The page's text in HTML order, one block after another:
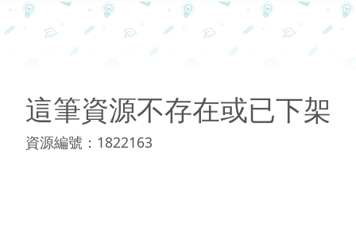
:::
這筆資源不存在或已下架
資源編號：1822163